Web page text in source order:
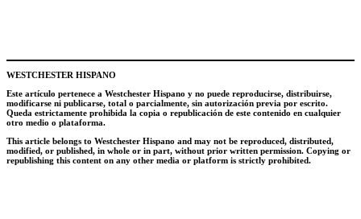
WESTCHESTER HISPANO
Este artículo pertenece a Westchester Hispano y no puede reproducirse, distribuirse,
modificarse ni publicarse, total o parcialmente, sin autorización previa por escrito.
Queda estrictamente prohibida la copia o republicación de este contenido en cualquier
otro medio o plataforma.
This article belongs to Westchester Hispano and may not be reproduced, distributed,
modified, or published, in whole or in part, without prior written permission. Copying or
republishing this content on any other media or platform is strictly prohibited.